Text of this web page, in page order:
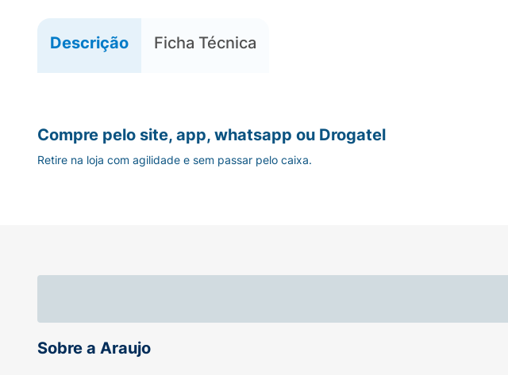
Descrição Ficha Técnica
Sobre a Araujo
Compre pelo site, app, whatsapp ou Drogatel
Retire na loja com agilidade e sem passar pelo caixa.